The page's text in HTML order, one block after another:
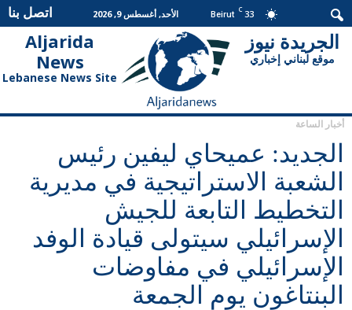
33
C
Beirut الأحد, أغسطس 9, 2026 اتصل بنا
Aljarida
News
Lebanese News Site
الجريدة
نيوز
الجريدة نيوز
موقع لبناني إخباري
أخبار الساعة
الجديد: عميحاي ليفين رئيس
الشعبة الاستراتيجية في مديرية
التخطيط التابعة للجيش
الإسرائيلي سيتولى قيادة الوفد
الإسرائيلي في مفاوضات
البنتاغون يوم الجمعة